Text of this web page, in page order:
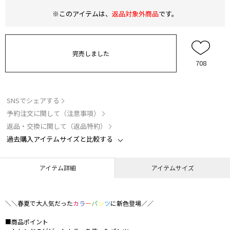
※このアイテムは、 返品対象外商品です。
完売しました
708
SNSでシェアする
予約注文に関して（注意事項）
返品・交換に関して（返品特約）
過去購入アイテムサイズと比較する
アイテム詳細 アイテムサイズ
＼＼春夏で大人気だったカ ラーパンツに新色登場／／
■商品ポイント